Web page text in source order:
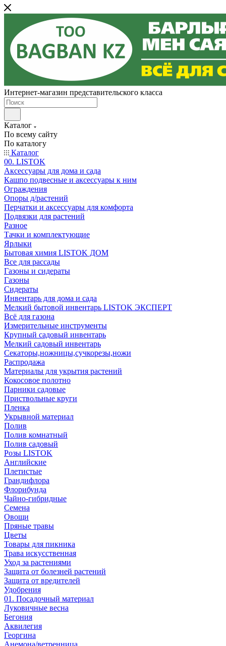
Интернет-магазин представительского класса
Каталог
По всему сайту
По каталогу
Каталог
00. LISTOK
Аксессуары для дома и сада
Кашпо подвесные и аксессуары к ним
Ограждения
Опоры д/растений
Перчатки и аксессуары для комфорта
Подвязки для растений
Разное
Тачки и комплектующие
Ярлыки
Бытовая химия LISTOK ДОМ
Все для рассады
Газоны и сидераты
Газоны
Сидераты
Инвентарь для дома и сада
Мелкий бытовой инвентарь LISTOK ЭКСПЕРТ
Всё для газона
Измерительные инструменты
Крупный садовый инвентарь
Мелкий садовый инвентарь
Секаторы,ножницы,сучкорезы,ножи
Распродажа
Материалы для укрытия растений
Кокосовое полотно
Парники садовые
Приствольные круги
Пленка
Укрывной материал
Полив
Полив комнатный
Полив садовый
Розы LISTOK
Английские
Плетистые
Грандифлора
Флорибунда
Чайно-гибридные
Семена
Овощи
Пряные травы
Цветы
Товары для пикника
Трава искусственная
Уход за растениями
Защита от болезней растений
Защита от вредителей
Удобрения
01. Посадочный материал
Луковичные весна
Бегония
Аквилегия
Георгина
Анемона/ветренница